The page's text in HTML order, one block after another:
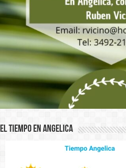
El Tiempo en Angelica